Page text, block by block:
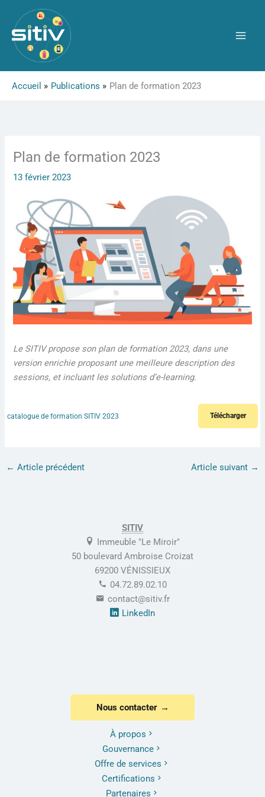
contenu
Accueil Publications Plan de formation 2023
Plan de formation 2023
13 février 2023
Le SITIV propose son plan de formation 2023, dans une
version enrichie proposant une meilleure description des
sessions, et incluant les solutions d’e-learning.
catalogue de formation SITIV 2023 Télécharger
← Article précédent Article suivant →
SITIV
Immeuble "Le Miroir"
50 boulevard Ambroise Croizat
69200 VÉNISSIEUX
04.72.89.02.10
contact@sitiv.fr
LinkedIn
Nous contacter
À propos
Gouvernance
Offre de services
Certifications
Partenaires